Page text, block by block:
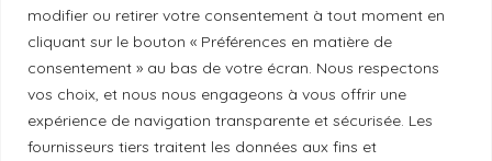
modifier ou retirer votre consentement à tout moment en
cliquant sur le bouton « Préférences en matière de
consentement » au bas de votre écran. Nous respectons
vos choix, et nous nous engageons à vous offrir une
expérience de navigation transparente et sécurisée. Les
fournisseurs tiers traitent les données aux fins et
Politique de correction
Politique de diversité